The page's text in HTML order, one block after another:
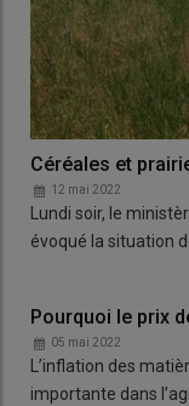
Céréales et
12 mai 2022
Lundi soir, le
évoqué la situation
Pourquoi le prix
05 mai 2022
L’inflation des
importante dans